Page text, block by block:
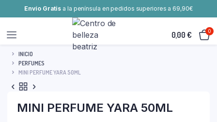
Envío Gratis a la península en pedidos superiores a 69,90€
0,00€ 0
INICIO
PERFUMES
MINI PERFUME YARA 50ML
MINI PERFUME YARA 50ML